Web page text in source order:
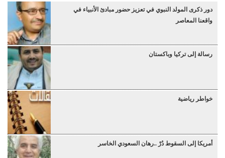
دور ذكرى المولد النبوي في تعزيز حضور مبادئ الأنبياء في
واقعنا المعاصر
رسالة إلى تركيا وباكستان
خواطر رياضية
أمريكا إلى السقوط دُرْ ..رهان السعودي الخاسر